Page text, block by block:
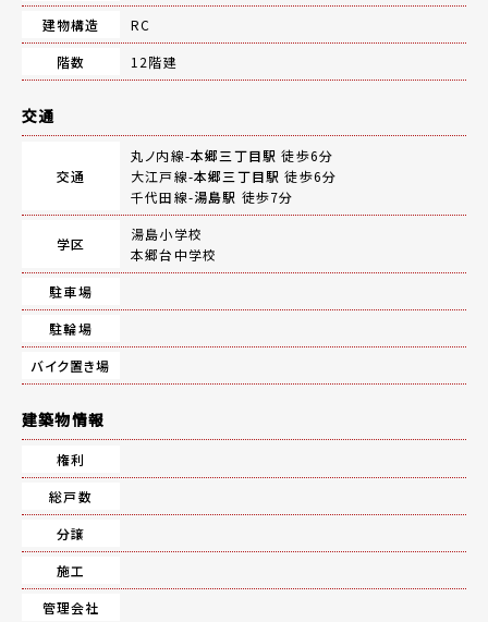
建物構造
RC
階数
12階建
交通
交通
丸ノ内線-本郷三丁目駅 徒歩6分
大江戸線-本郷三丁目駅 徒歩6分
千代田線-湯島駅 徒歩7分
学区
湯島小学校
本郷台中学校
駐車場
駐輪場
バイク置き場
建築物情報
権利
総戸数
分譲
施工
管理会社